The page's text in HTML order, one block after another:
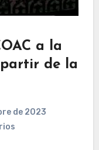
a la
de la
de 2023